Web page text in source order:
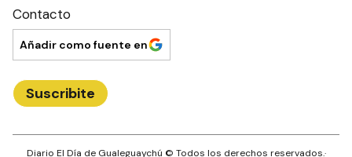
Contacto
Añadir como fuente en
Suscribite
Diario El Día de Gualeguaychú © Todos los derechos reservados.·